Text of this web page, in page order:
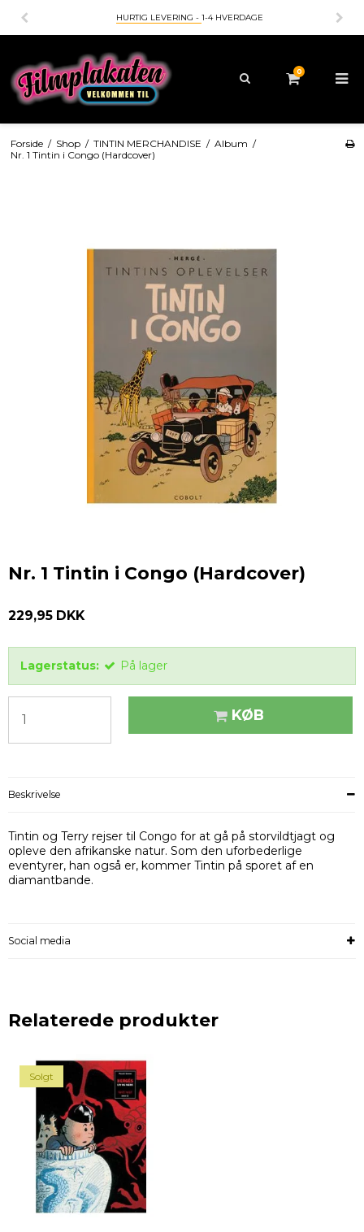
HURTIG LEVERING -1-4 HVERDAGE
0
Forside / Shop / TINTIN MERCHANDISE / Album /
Nr. 1 Tintin i Congo (Hardcover)
Nr. 1 Tintin i Congo (Hardcover)
229,95 DKK
Lagerstatus: På lager
KØB
Beskrivelse
Tintin og Terry rejser til Congo for at gå på storvildtjagt og
opleve den afrikanske natur. Som den uforbederlige
eventyrer, han også er, kommer Tintin på sporet af en
diamantbande.
Social media
Relaterede produkter
Solgt